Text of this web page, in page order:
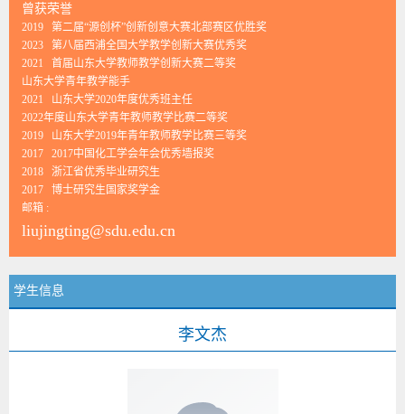
曾获荣誉
2019 第二届“源创杯”创新创意大赛北部赛区优胜奖
2023 第八届西浦全国大学教学创新大赛优秀奖
2021 首届山东大学教师教学创新大赛二等奖
山东大学青年教学能手
2021 山东大学2020年度优秀班主任
2022年度山东大学青年教师教学比赛二等奖
2019 山东大学2019年青年教师教学比赛三等奖
2017 2017中国化工学会年会优秀墙报奖
2018 浙江省优秀毕业研究生
2017 博士研究生国家奖学金
邮箱 :
liujingting@sdu.edu.cn
学生信息
李文杰